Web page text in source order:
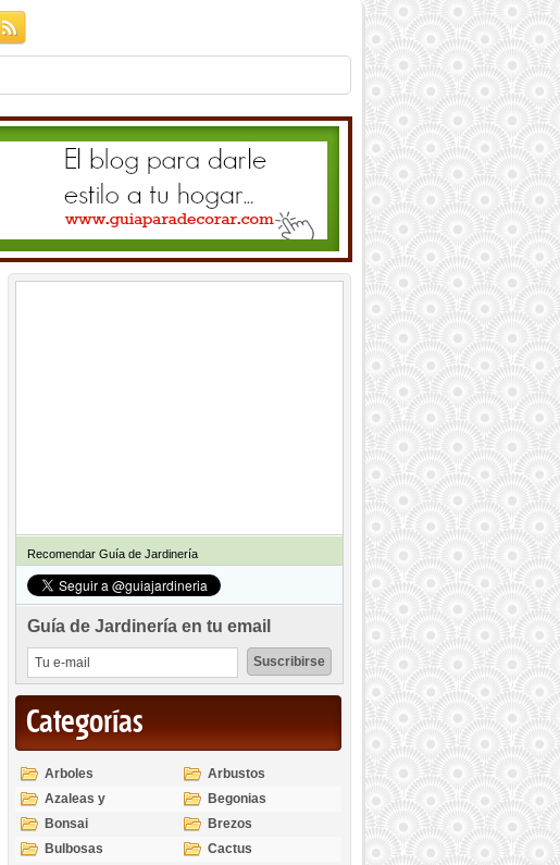
Recomendar Guía de Jardinería
Guía de Jardinería en tu email
Categorías
Arboles
Arbustos
Azaleas y
Rododendros
Begonias
Bonsai
Brezos
Bulbosas
Cactus